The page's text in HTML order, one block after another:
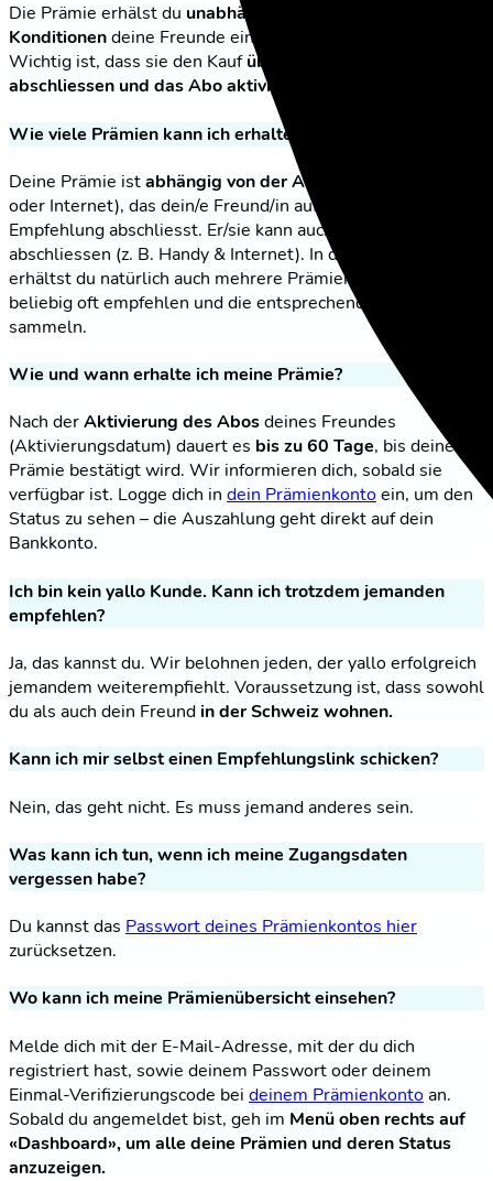
Die Prämie erhälst du unabhängig davon, zu welchen
Konditionendeine Freunde ein Abo abgeschlossen haben.
Wichtig ist, dass sie den Kaufüber den Empfehlungslink
abschliessen und das Abo aktiviert wurde.
Wie viele Prämien kann ich erhalten?
Deine Prämie istabhängig von der Art des Abos
oder Internet), das dein/e Freund/in aufgrund deiner
Empfehlung abschliesst. Er/sie kann auch mehrere Abos
abschliessen (z. B. Handy & Internet). In diesem Fall
erhältst du natürlich auch mehrere Prämien. Du kannst
beliebig oft empfehlen und die entsprechenden Prämien
sammeln.
Wie und wann erhalte ich meine Prämie?
Nach derAktivierung des Abosdeines Freundes
(Aktivierungsdatum) dauert es bis zu 60 Tage, bis deine
Prämie bestätigt wird. Wir informieren dich, sobald sie
verfügbar ist. Logge dich in dein Prämienkontoein, um den
Status zu sehen – die Auszahlung geht direkt auf dein
Bankkonto.
Ich bin kein yallo Kunde. Kann ich trotzdem jemanden
empfehlen?
Ja, das kannst du. Wir belohnen jeden, der yallo erfolgreich
jemandem weiterempfiehlt. Voraussetzung ist, dass sowohl
du als auch dein Freund in der Schweiz wohnen.
Kann ich mir selbst einen Empfehlungslink schicken?
Nein, das geht nicht. Es muss jemand anderes sein.
Was kann ich tun, wenn ich meine Zugangsdaten
vergessen habe?
Du kannst das Passwort deines Prämienkontos hier
zurücksetzen.
Wo kann ich meine Prämienübersicht einsehen?
Melde dich mit der E-Mail-Adresse, mit der du dich
registriert hast, sowie deinem Passwort oder deinem
Einmal-Verifizierungscode bei deinem Prämienkontoan.
Sobald du angemeldet bist, geh im Menü oben rechts auf
«Dashboard», um alle deine Prämien und deren Status
anzuzeigen.